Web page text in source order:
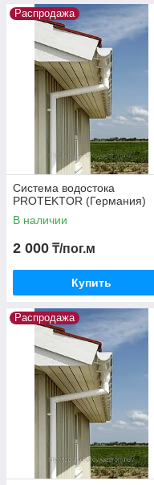
Распродажа
Система водостока
PROTEKTOR (Германия)
В наличии
2 000 ₸/пог.м
Купить
Распродажа